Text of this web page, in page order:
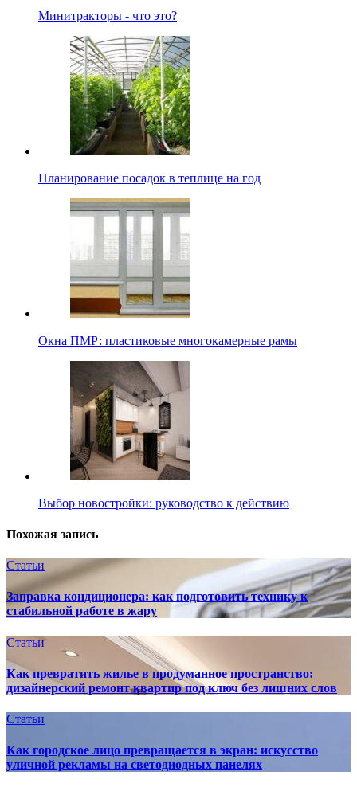
Минитракторы - что это?
Планирование посадок в теплице на год
Окна ПМР: пластиковые многокамерные рамы
Выбор новостройки: руководство к действию
Похожая запись
Статьи
Заправка кондиционера: как подготовить технику к
стабильной работе в жару
Статьи
Как превратить жилье в продуманное пространство:
дизайнерский ремонт квартир под ключ без лишних слов
Статьи
Как городское лицо превращается в экран: искусство
уличной рекламы на светодиодных панелях